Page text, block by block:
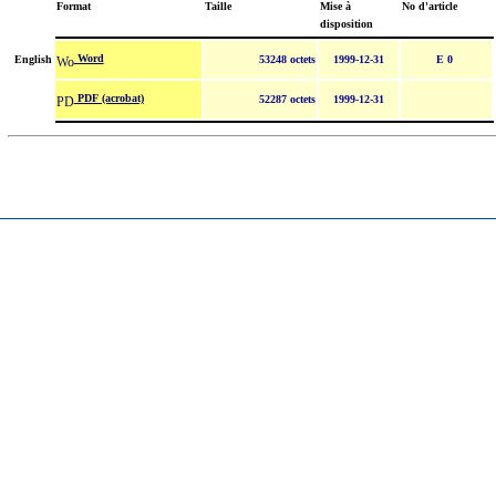
Format Taille
Mise à
disposition
No d'article
English Word 53248 octets 1999-12-31 E 0
PDF (acrobat) 52287 octets 1999-12-31